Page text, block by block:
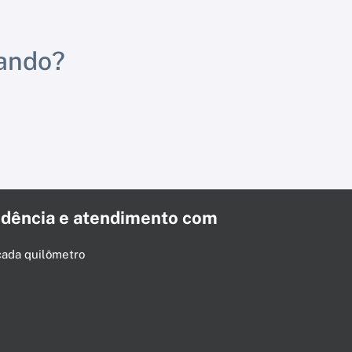
e atendimento com
quilômetro